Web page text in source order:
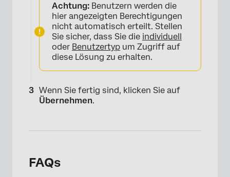
Achtung: Benutzern werden die
hier angezeigten Berechtigungen
nicht automatisch erteilt. Stellen
Sie sicher, dass Sie die individuell
oder Benutzertyp um Zugriff auf
diese Lösung zu erhalten.
Wenn Sie fertig sind, klicken Sie auf
Übernehmen.
FAQs